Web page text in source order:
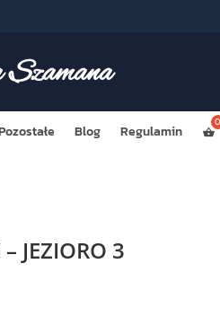
Szamana
Blog Regulamin
JEZIORO 3